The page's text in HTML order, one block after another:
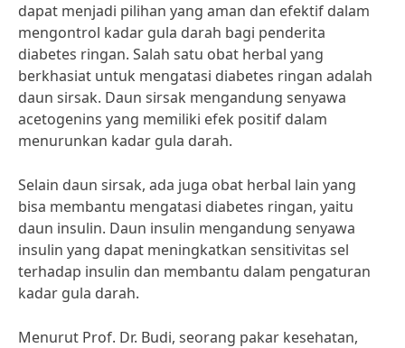
dapat menjadi pilihan yang aman dan efektif dalam
mengontrol kadar gula darah bagi penderita
diabetes ringan. Salah satu obat herbal yang
berkhasiat untuk mengatasi diabetes ringan adalah
daun sirsak. Daun sirsak mengandung senyawa
acetogenins yang memiliki efek positif dalam
menurunkan kadar gula darah.
Selain daun sirsak, ada juga obat herbal lain yang
bisa membantu mengatasi diabetes ringan, yaitu
daun insulin. Daun insulin mengandung senyawa
insulin yang dapat meningkatkan sensitivitas sel
terhadap insulin dan membantu dalam pengaturan
kadar gula darah.
Menurut Prof. Dr. Budi, seorang pakar kesehatan,